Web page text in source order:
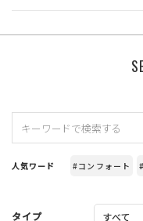
人気ワード #コンフォート
タイプ